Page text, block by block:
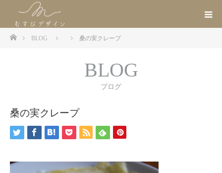
ホームBLOG 桑の実クレープ
BLOG
ブログ
桑の実クレープ